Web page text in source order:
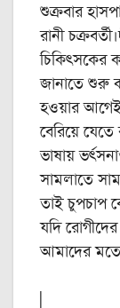
শুক্রবার
রানী
চিকিৎসকের
জানাতে শুরু
হওয়ার আগেই
বেরিয়ে
ভাষায়
সামলাতে
তাই চুপচাপ
যদি
আমাদের